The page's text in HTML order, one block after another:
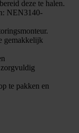
deze te halen.
NEN3140-
gemakkelijk
te pakken en